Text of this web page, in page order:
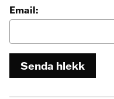
Email:
Senda hlekk